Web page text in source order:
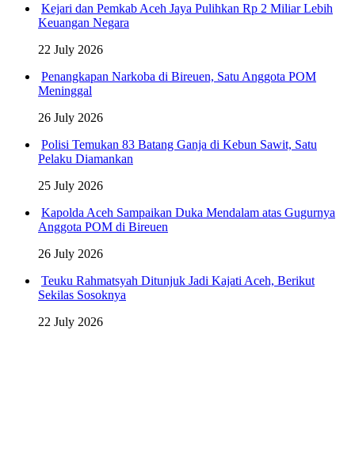
Kejari dan Pemkab Aceh Jaya Pulihkan Rp 2 Miliar Lebih
Keuangan Negara
22 July 2026
Penangkapan Narkoba di Bireuen, Satu Anggota POM
Meninggal
26 July 2026
Polisi Temukan 83 Batang Ganja di Kebun Sawit, Satu
Pelaku Diamankan
25 July 2026
Kapolda Aceh Sampaikan Duka Mendalam atas Gugurnya
Anggota POM di Bireuen
26 July 2026
Teuku Rahmatsyah Ditunjuk Jadi Kajati Aceh, Berikut
Sekilas Sosoknya
22 July 2026